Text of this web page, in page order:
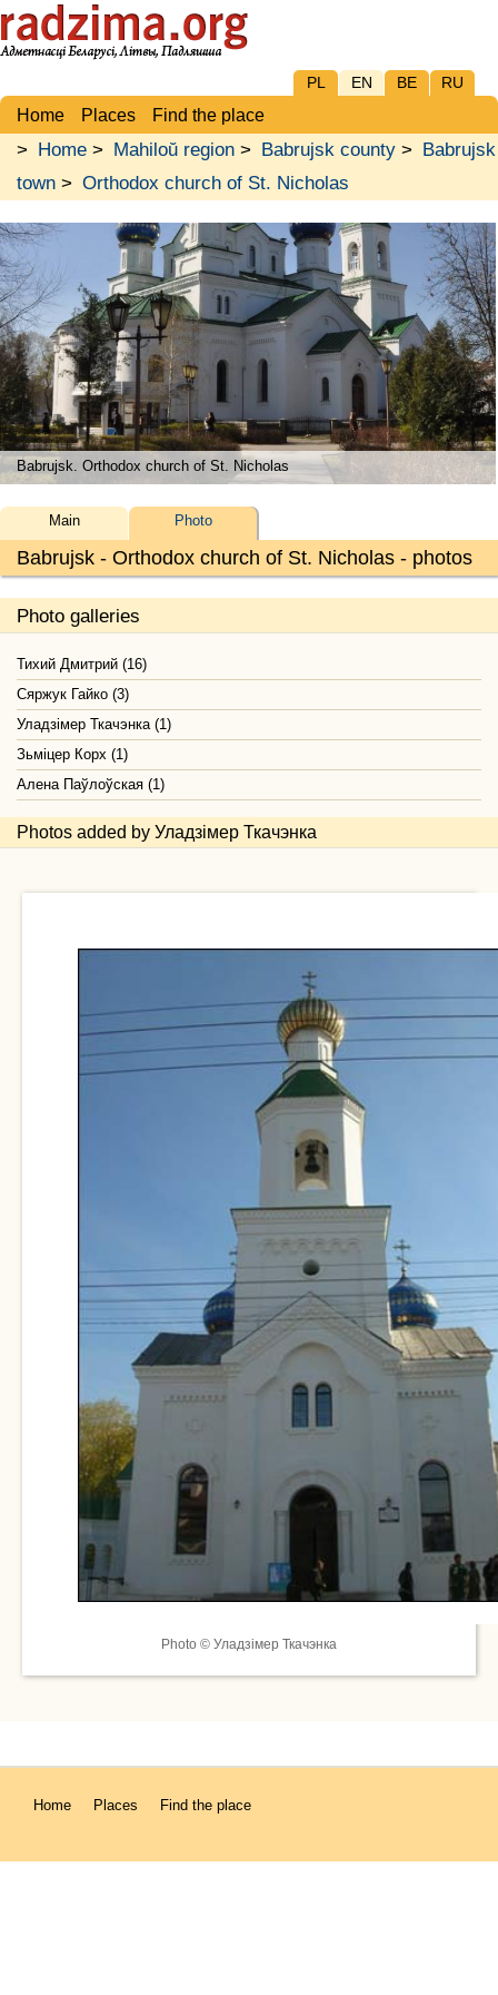
PL EN BE RU
Home Places Find the place
> Home > Mahiloŭ region > Babrujsk county > Babrujsk
town > Orthodox church of St. Nicholas
Babrujsk. Orthodox church of St. Nicholas
Babrujsk - Orthodox church of St. Nicholas - photos
Main Photo
Photo galleries
Тихий Дмитрий (16)
Сяржук Гайко (3)
Уладзімер Ткачэнка (1)
Зьміцер Корх (1)
Алена Паўлоўская (1)
Photos added by Уладзімер Ткачэнка
Photo © Уладзімер Ткачэнка
Home Places Find the place